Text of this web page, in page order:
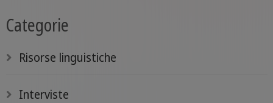
Categorie
Risorse linguistiche
Interviste